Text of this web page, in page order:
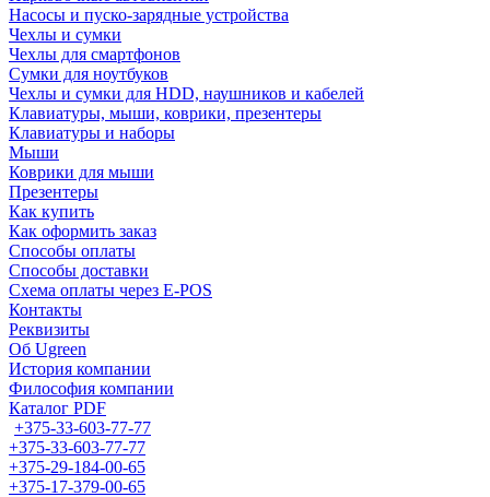
Насосы и пуско-зарядные устройства
Чехлы и сумки
Чехлы для смартфонов
Сумки для ноутбуков
Чехлы и сумки для HDD, наушников и кабелей
Клавиатуры, мыши, коврики, презентеры
Клавиатуры и наборы
Мыши
Коврики для мыши
Презентеры
Как купить
Как оформить заказ
Способы оплаты
Способы доставки
Схема оплаты через E-POS
Контакты
Реквизиты
Об Ugreen
История компании
Философия компании
Каталог PDF
+375-33-603-77-77
+375-33-603-77-77
+375-29-184-00-65
+375-17-379-00-65